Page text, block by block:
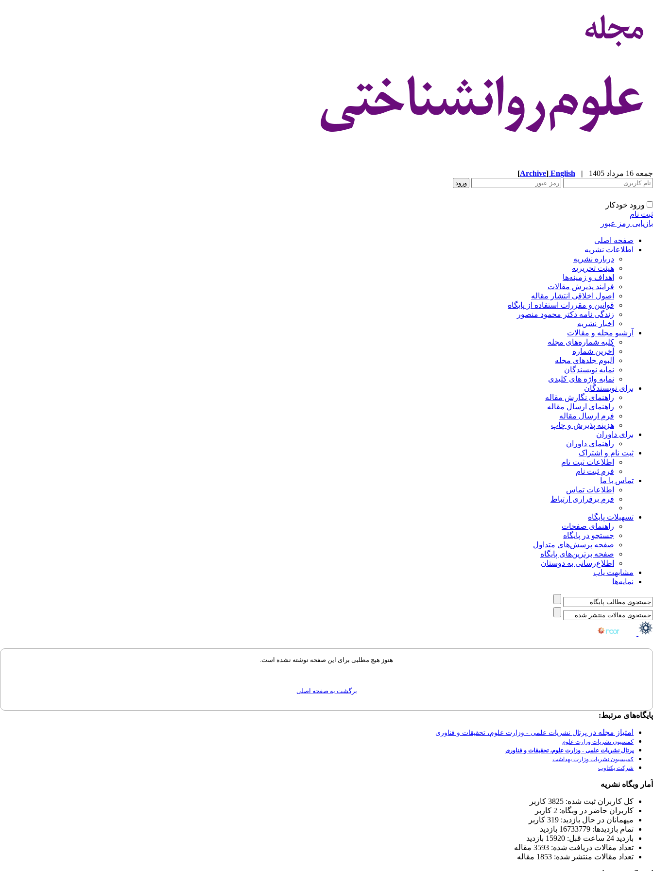
جمعه 16 مرداد 1405 |
English
[Archive]
ورود خودکار
ثبت نام
بازیابی رمز عبور
صفحه اصلی
اطلاعات نشریه
درباره نشریه
هیئت تحریریه
اهداف و زمینه‌ها
فرایند پذیرش مقالات
اصول اخلاقی انتشار مقاله
قوانین و مقررات استفاده از پایگاه
زندگی نامه دکتر محمود منصور
اخبار نشریه
آرشیو مجله و مقالات
کلیه شماره‌های مجله
آخرین شماره
آلبوم جلدهای مجله
نمایه نویسندگان
نمایه واژه های کلیدی
برای نویسندگان
راهنمای نگارش مقاله
راهنمای ارسال مقاله
فرم ارسال مقاله
هزینه پذیرش و چاپ
برای داوران
راهنمای داوران
ثبت نام و اشتراک
اطلاعات ثبت نام
فرم ثبت نام
تماس با ما
اطلاعات تماس
فرم برقراری ارتباط
تسهیلات پایگاه
راهنمای صفحات
جستجو در پایگاه
صفحه پرسش‌های متداول
صفحه برترین‌های پایگاه
اطلاع‌رسانی به دوستان
مشابهت یاب
نمایه‌ها
هنوز هیچ مطلبی برای این صفحه نوشته نشده است.
برگشت به صفحه اصلی
پایگاه‌های مرتبط:
امتیاز مجله در پرتال نشریات علمی - وزارت علوم، تحقیقات و فناوری
کمسیون نشریات وزارت علوم
پرتال نشریات علمی - وزارت علوم، تحقیقات و فناوری
کمیسیون نشریات وزارت بهداشت
شرکت یکتاوب
آمار وبگاه نشریه
كل کاربران ثبت شده: 3825 کاربر
کاربران حاضر در وبگاه: 2 کاربر
ميهمانان در حال بازديد: 319 کاربر
تمام بازديد‌ها: 16733779 بازدید
بازديد 24 ساعت قبل: 15920 بازدید
تعداد مقالات دریافت شده: 3593 مقاله
تعداد مقالات منتشر شده: 1853 مقاله